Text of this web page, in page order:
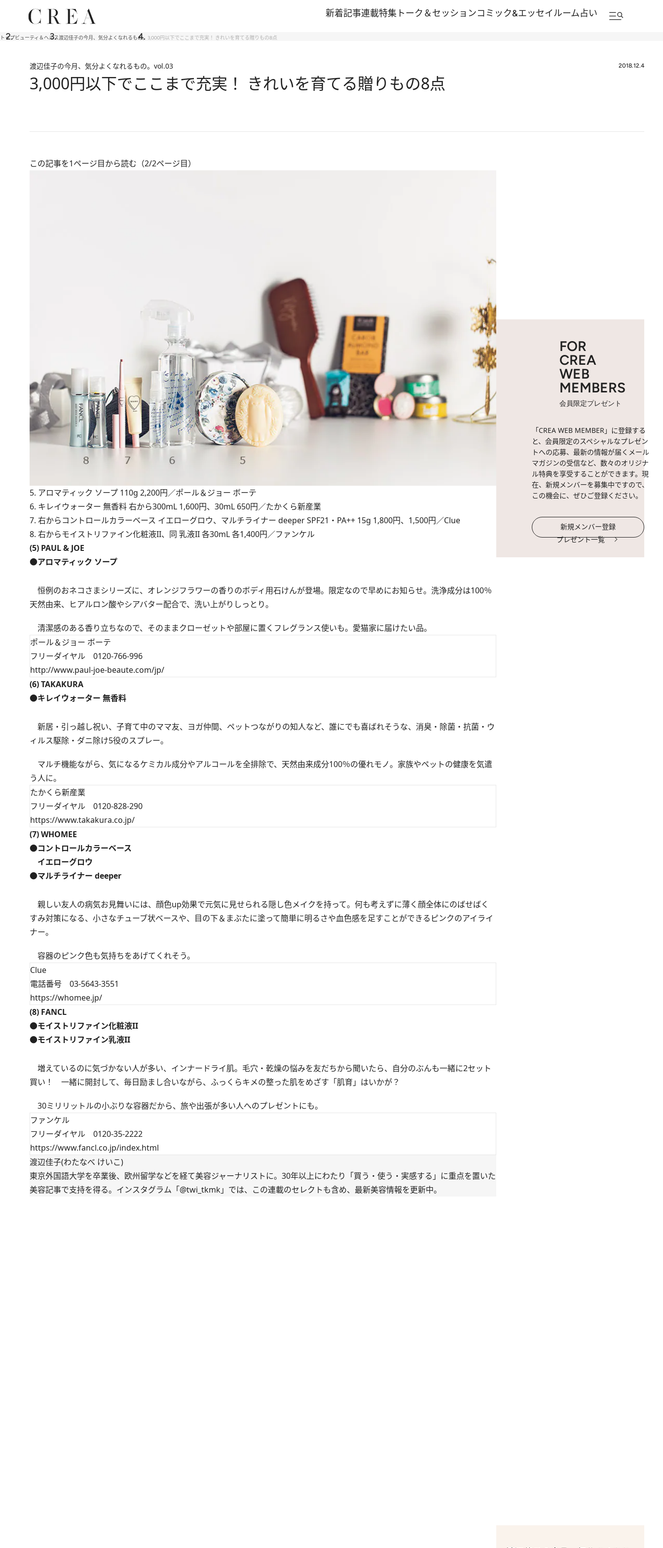
新着記事連載特集 トーク＆セッションコミック&エッセイルーム占い
トップビューティ＆ヘルス渡辺佳子の今月、気分よくなれるもの。 3,000円以下でここまで充実！ きれいを育てる贈りもの8点
渡辺佳子の今月、気分よくなれるもの。 vol.03 2018.12.4
3,000円以下でここまで充実！ きれいを育てる贈りもの8点
この記事を1ページ目から読む（2/2ページ目）
5. アロマティック ソープ 110g 2,200円／ポール＆ジョー ボーテ
6. キレイウォーター 無香料 右から300mL 1,600円、30mL 650円／たかくら新産業
7. 右からコントロールカラーベース イエローグロウ、マルチライナー deeper SPF21・PA++ 15g 1,800円、1,500円／Clue
8. 右からモイストリファイン化粧液II、同 乳液II 各30mL 各1,400円／ファンケル
(5) PAUL & JOE
●アロマティック ソープ
恒例のおネコさまシリーズに、オレンジフラワーの香りのボディ用石けんが登場。限定なので早めにお知らせ。洗浄成分は100％
天然由来、ヒアルロン酸やシアバター配合で、洗い上がりしっとり。
清潔感のある香り立ちなので、そのままクローゼットや部屋に置くフレグランス使いも。愛猫家に届けたい品。
ポール＆ジョー ボーテ
フリーダイヤル 0120-766-996
http://www.paul-joe-beaute.com/jp/
(6) TAKAKURA
●キレイウォーター 無香料
新居・引っ越し祝い、子育て中のママ友、ヨガ仲間、ペットつながりの知人など、誰にでも喜ばれそうな、消臭・除菌・抗菌・ウ
ィルス駆除・ダニ除け5役のスプレー。
マルチ機能ながら、気になるケミカル成分やアルコールを全排除で、天然由来成分100％の優れモノ。家族やペットの健康を気遣
う人に。
たかくら新産業
フリーダイヤル 0120-828-290
https://www.takakura.co.jp/
(7) WHOMEE
●コントロールカラーベース
イエローグロウ
●マルチライナー deeper
親しい友人の病気お見舞いには、顔色up効果で元気に見せられる隠し色メイクを持って。何も考えずに薄く顔全体にのばせばく
すみ対策になる、小さなチューブ状ベースや、目の下＆まぶたに塗って簡単に明るさや血色感を足すことができるピンクのアイライ
ナー。
容器のピンク色も気持ちをあげてくれそう。
Clue
電話番号 03-5643-3551
https://whomee.jp/
(8) FANCL
●モイストリファイン化粧液II
●モイストリファイン乳液II
増えているのに気づかない人が多い、インナードライ肌。毛穴・乾燥の悩みを友だちから聞いたら、自分のぶんも一緒に2セット
買い！ 一緒に開封して、毎日励まし合いながら、ふっくらキメの整った肌をめざす「肌育」はいかが？
30ミリリットルの小ぶりな容器だから、旅や出張が多い人へのプレゼントにも。
ファンケル
フリーダイヤル 0120-35-2222
https://www.fancl.co.jp/index.html
渡辺佳子(わたなべ けいこ)
東京外国語大学を卒業後、欧州留学などを経て美容ジャーナリストに。30年以上にわたり「買う・使う・実感する」に重点を置いた
美容記事で支持を得る。インスタグラム「@twi_tkmk」では、この連載のセレクトも含め、最新美容情報を更新中。
FOR
CREA
WEB
MEMBERS
会員限定プレゼント
「CREA WEB MEMBER」に登録する
と、会員限定のスペシャルなプレゼン
トへの応募、最新の情報が届くメール
マガジンの受信など、数々のオリジナ
ル特典を享受することができます。現
在、新規メンバーを募集中ですので、
この機会に、ぜひご登録ください。
新規メンバー登録
プレゼント一覧